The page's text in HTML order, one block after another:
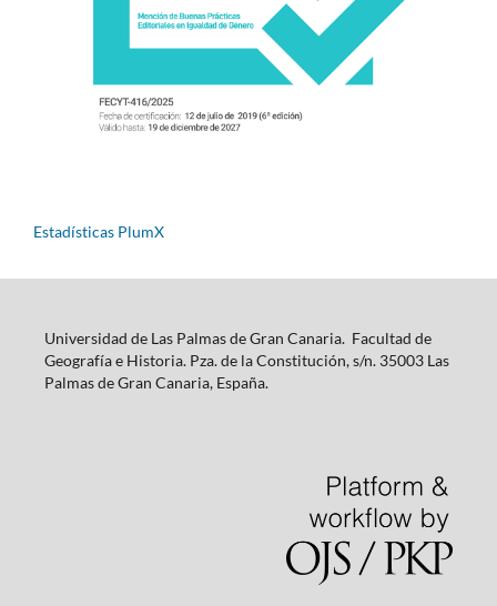
Estadísticas PlumX
Universidad de Las Palmas de Gran Canaria. Facultad de
Geografía e Historia. Pza. de la Constitución, s/n. 35003 Las
Palmas de Gran Canaria, España.